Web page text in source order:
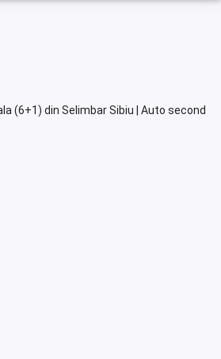
(6+1) din Selimbar Sibiu | Auto second